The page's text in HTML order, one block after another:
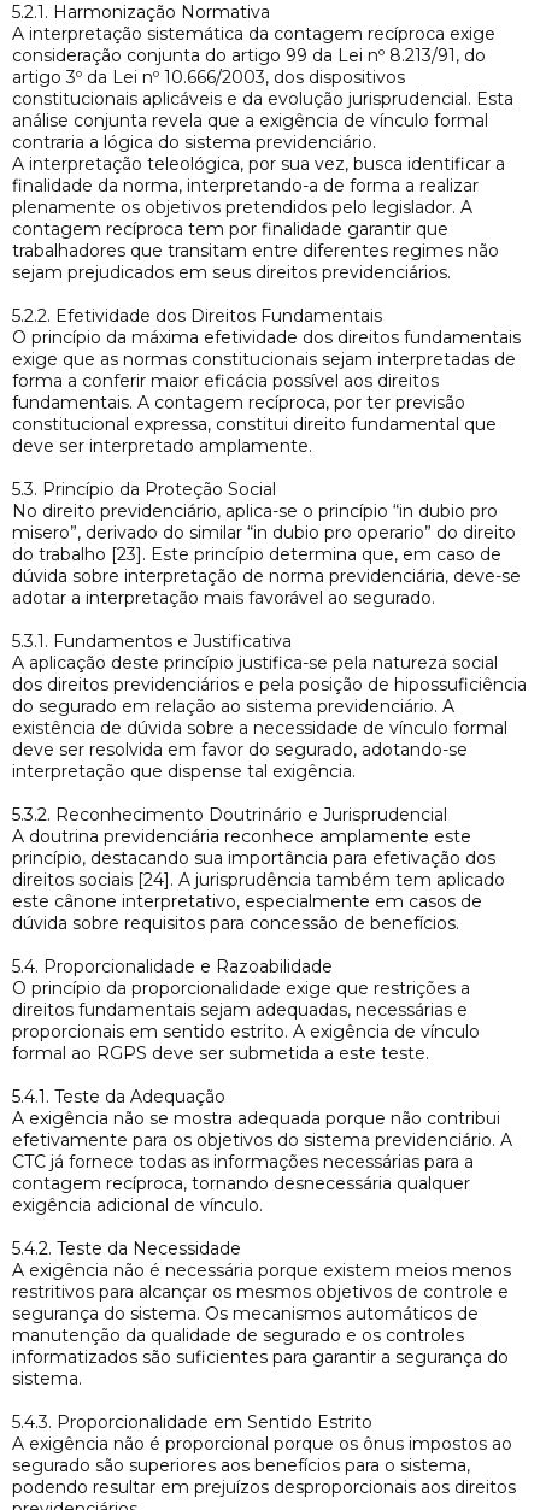
5.2.1. Harmonização Normativa
A interpretação sistemática da contagem recíproca exige
consideração conjunta do artigo 99 da Lei nº 8.213/91, do
artigo 3º da Lei nº 10.666/2003, dos dispositivos
constitucionais aplicáveis e da evolução jurisprudencial. Esta
análise conjunta revela que a exigência de vínculo formal
contraria a lógica do sistema previdenciário.
A interpretação teleológica, por sua vez, busca identificar a
finalidade da norma, interpretando-a de forma a realizar
plenamente os objetivos pretendidos pelo legislador. A
contagem recíproca tem por finalidade garantir que
trabalhadores que transitam entre diferentes regimes não
sejam prejudicados em seus direitos previdenciários.
5.2.2. Efetividade dos Direitos Fundamentais
O princípio da máxima efetividade dos direitos fundamentais
exige que as normas constitucionais sejam interpretadas de
forma a conferir maior eficácia possível aos direitos
fundamentais. A contagem recíproca, por ter previsão
constitucional expressa, constitui direito fundamental que
deve ser interpretado amplamente.
5.3. Princípio da Proteção Social
No direito previdenciário, aplica-se o princípio “in dubio pro
misero”, derivado do similar “in dubio pro operario” do direito
do trabalho [23]. Este princípio determina que, em caso de
dúvida sobre interpretação de norma previdenciária, deve-se
adotar a interpretação mais favorável ao segurado.
5.3.1. Fundamentos e Justificativa
A aplicação deste princípio justifica-se pela natureza social
dos direitos previdenciários e pela posição de hipossuficiência
do segurado em relação ao sistema previdenciário. A
existência de dúvida sobre a necessidade de vínculo formal
deve ser resolvida em favor do segurado, adotando-se
interpretação que dispense tal exigência.
5.3.2. Reconhecimento Doutrinário e Jurisprudencial
A doutrina previdenciária reconhece amplamente este
princípio, destacando sua importância para efetivação dos
direitos sociais [24]. A jurisprudência também tem aplicado
este cânone interpretativo, especialmente em casos de
dúvida sobre requisitos para concessão de benefícios.
5.4. Proporcionalidade e Razoabilidade
O princípio da proporcionalidade exige que restrições a
direitos fundamentais sejam adequadas, necessárias e
proporcionais em sentido estrito. A exigência de vínculo
formal ao RGPS deve ser submetida a este teste.
5.4.1. Teste da Adequação
A exigência não se mostra adequada porque não contribui
efetivamente para os objetivos do sistema previdenciário. A
CTC já fornece todas as informações necessárias para a
contagem recíproca, tornando desnecessária qualquer
exigência adicional de vínculo.
5.4.2. Teste da Necessidade
A exigência não é necessária porque existem meios menos
restritivos para alcançar os mesmos objetivos de controle e
segurança do sistema. Os mecanismos automáticos de
manutenção da qualidade de segurado e os controles
informatizados são suficientes para garantir a segurança do
sistema.
5.4.3. Proporcionalidade em Sentido Estrito
A exigência não é proporcional porque os ônus impostos ao
segurado são superiores aos benefícios para o sistema,
podendo resultar em prejuízos desproporcionais aos direitos